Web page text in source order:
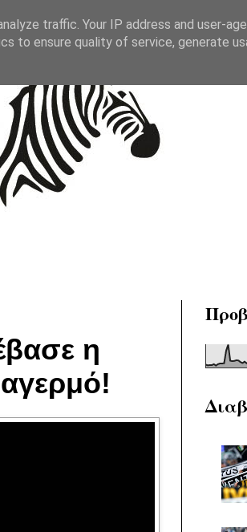
η
traffic. Your IP address and user-
to ensure quality of service, generate